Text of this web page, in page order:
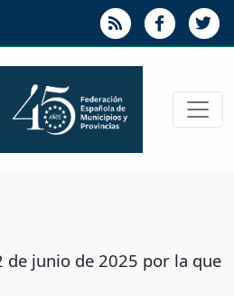
de junio de 2025 por la que